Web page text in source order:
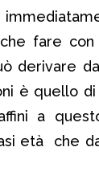
fare
derivare
è quello
a
età che